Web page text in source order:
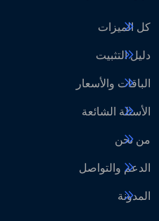
كل الميزات
دليل التثبيت
الباقات والأسعار
الأسئلة الشائعة
من نحن
الدعم والتواصل
المدونة